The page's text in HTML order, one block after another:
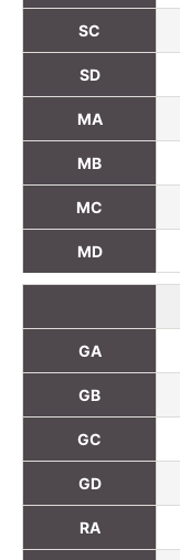
SC
SD
MA
MB
MC
MD
GA
GB
GC
GD
RA